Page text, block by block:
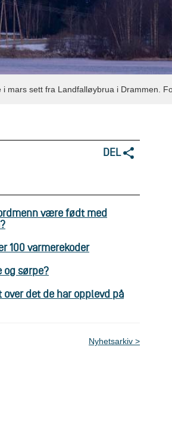
i mars sett fra Landfalløybrua i Drammen.
DEL
være født med
100 varmerekoder
og sørpe?
over det de har opplevd på
Nyhetsarkiv